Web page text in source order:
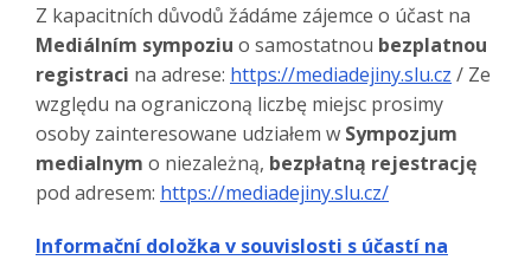
Z kapacitních důvodů žádáme zájemce o účast na
Mediálním sympoziu o samostatnou bezplatnou
registraci na adrese: https://mediadejiny.slu.cz / Ze
względu na ograniczoną liczbę miejsc prosimy
osoby zainteresowane udziałem w Sympozjum
medialnym o niezależną, bezpłatną rejestrację
pod adresem: https://mediadejiny.slu.cz/
Informační doložka v souvislosti s účastí na